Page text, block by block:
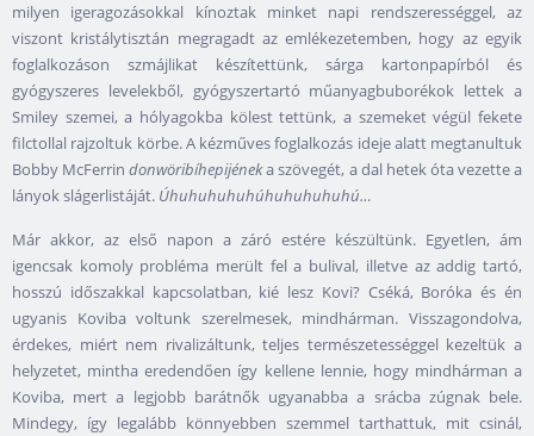
milyen igeragozásokkal kínoztak minket napi rendszerességgel, az
viszont kristálytisztán megragadt az emlékezetemben, hogy az egyik
foglalkozáson szmájlikat készítettünk, sárga kartonpapírból és
gyógyszeres levelekből, gyógyszertartó műanyagbuborékok lettek a
Smiley szemei, a hólyagokba kölest tettünk, a szemeket végül fekete
filctollal rajzoltuk körbe. A kézműves foglalkozás ideje alatt megtanultuk
Bobby McFerrindonwöribíhepijéneka szövegét, a dal hetek óta vezette a
lányok slágerlistáját. Úhuhuhuhuhúhuhuhuhuhú…
Már akkor, az első napon a záró estére készültünk. Egyetlen, ám
igencsak komoly probléma merült fel a bulival, illetve az addig tartó,
hosszú időszakkal kapcsolatban, kié lesz Kovi? Cséká, Boróka és én
ugyanis Koviba voltunk szerelmesek, mindhárman. Visszagondolva,
érdekes, miért nem rivalizáltunk, teljes természetességgel kezeltük a
helyzetet, mintha eredendően így kellene lennie, hogy mindhárman a
Koviba, mert a legjobb barátnők ugyanabba a srácba zúgnak bele.
Mindegy, így legalább könnyebben szemmel tarthattuk, mit csinál,